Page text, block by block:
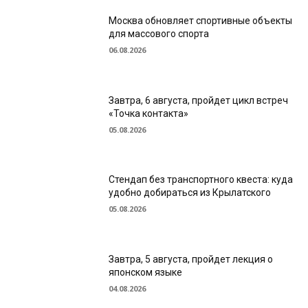
Москва обновляет спортивные объекты
для массового спорта
06.08.2026
Завтра, 6 августа, пройдет цикл встреч
«Точка контакта»
05.08.2026
Стендап без транспортного квеста: куда
удобно добираться из Крылатского
05.08.2026
Завтра, 5 августа, пройдет лекция о
японском языке
04.08.2026